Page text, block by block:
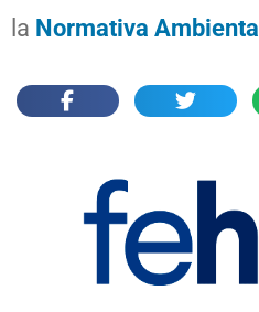
la Normativa Ambiental